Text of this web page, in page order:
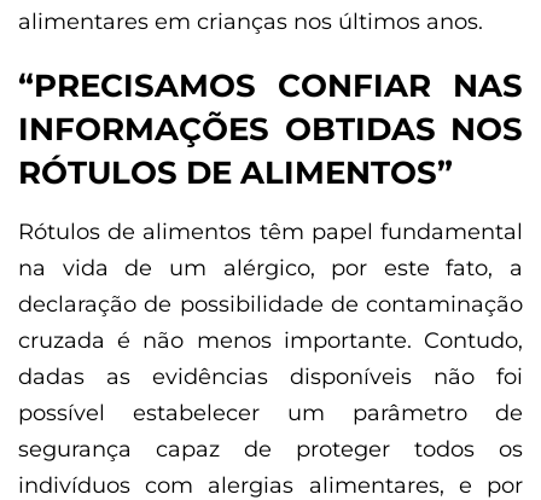
alimentares em crianças nos últimos anos.
“PRECISAMOS CONFIAR NAS
INFORMAÇÕES OBTIDAS NOS
RÓTULOS DE ALIMENTOS”
Rótulos de alimentos têm papel fundamental
na vida de um alérgico, por este fato, a
declaração de possibilidade de contaminação
cruzada é não menos importante. Contudo,
dadas as evidências disponíveis não foi
possível estabelecer um parâmetro de
segurança capaz de proteger todos os
indivíduos com alergias alimentares, e por